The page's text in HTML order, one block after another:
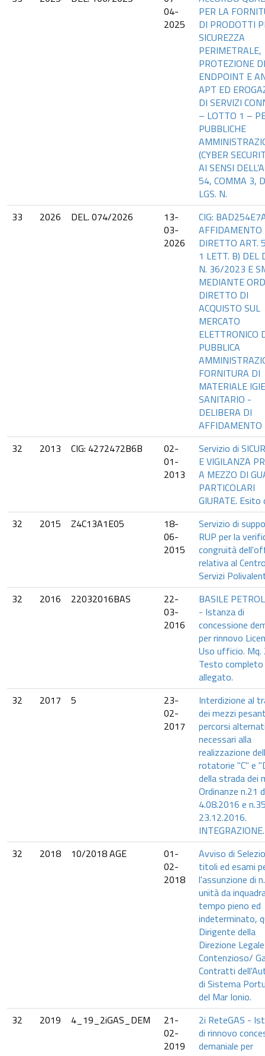
04-
2025
PER LA
DI PRODOTTI
SICUREZZA
PERIMETRALE,
PROTEZIONE
ENDPOINT E
APT ED
DI SERVIZI
– LOTTO 1 –
PUBBLICHE
(CYBER
AI SENSI
54, COMMA 3,
LGS. N.
33
2026 DEL. 074/2026
13-
03-
2026
CIG:
AFFIDAMENTO
DIRETTO ART.
1 LETT. B) DEL
N. 36/2023 E
MEDIANTE
DIRETTO DI
ACQUISTO SUL
MERCATO
ELETTRONICO
PUBBLICA
FORNITURA DI
MATERIALE
SANITARIO -
DELIBERA DI
AFFIDAMENTO
32
2013 CIG: 4272472B6B
02-
01-
2013
Servizio di
E VIGILANZA
A MEZZO DI
PARTICOLARI
GIURATE. Esito
32
2015 Z4C13A1E05
18-
06-
2015
Servizio di
RUP per la
congruità
relativa al
Servizi
32
2016 22032016BAS
22-
03-
2016
BASILE
- Istanza di
concessione
per rinnovo
Uso ufficio. Mq.
Testo completo
allegato.
32
2017 5
23-
02-
2017
Interdizione al
dei mezzi
percorsi
necessari alla
realizzazione
rotatorie "C" e
della strada dei
Ordinanze n.21
4.08.2016 e
23.12.2016.
INTEGRAZIONE.
32
2018 10/2018 AGE
01-
02-
2018
Avviso di
titoli ed esami
l'assunzione di
unità da
tempo pieno ed
indeterminato,
Dirigente della
Direzione
Contenzioso/
Contratti
di Sistema
del Mar Ionio.
32
2019 4_19_2iGAS_DEM
21-
02-
2019
2i ReteGAS -
di rinnovo
demaniale per